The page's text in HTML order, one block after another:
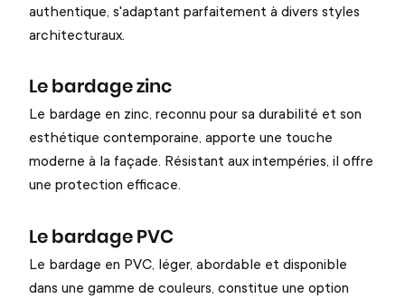
authentique, s'adaptant parfaitement à divers styles
architecturaux.
Le bardage zinc
Le bardage en zinc, reconnu pour sa durabilité et son
esthétique contemporaine, apporte une touche
moderne à la façade. Résistant aux intempéries, il offre
une protection efficace.
Le bardage PVC
Le bardage en PVC, léger, abordable et disponible
dans une gamme de couleurs, constitue une option